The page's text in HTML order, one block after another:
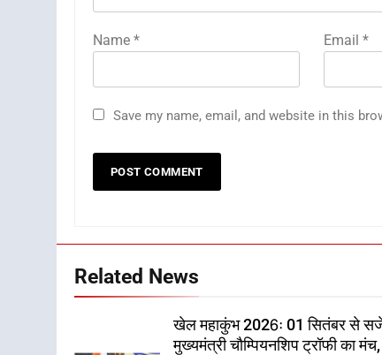
Name * Email *
Save my name, email, and website in this
Related News
खेल महाकुंभ 2026ः 01 सितंबर से
मुख्यमंत्री चौम्पियनशिप ट्रॉफी का मंच,